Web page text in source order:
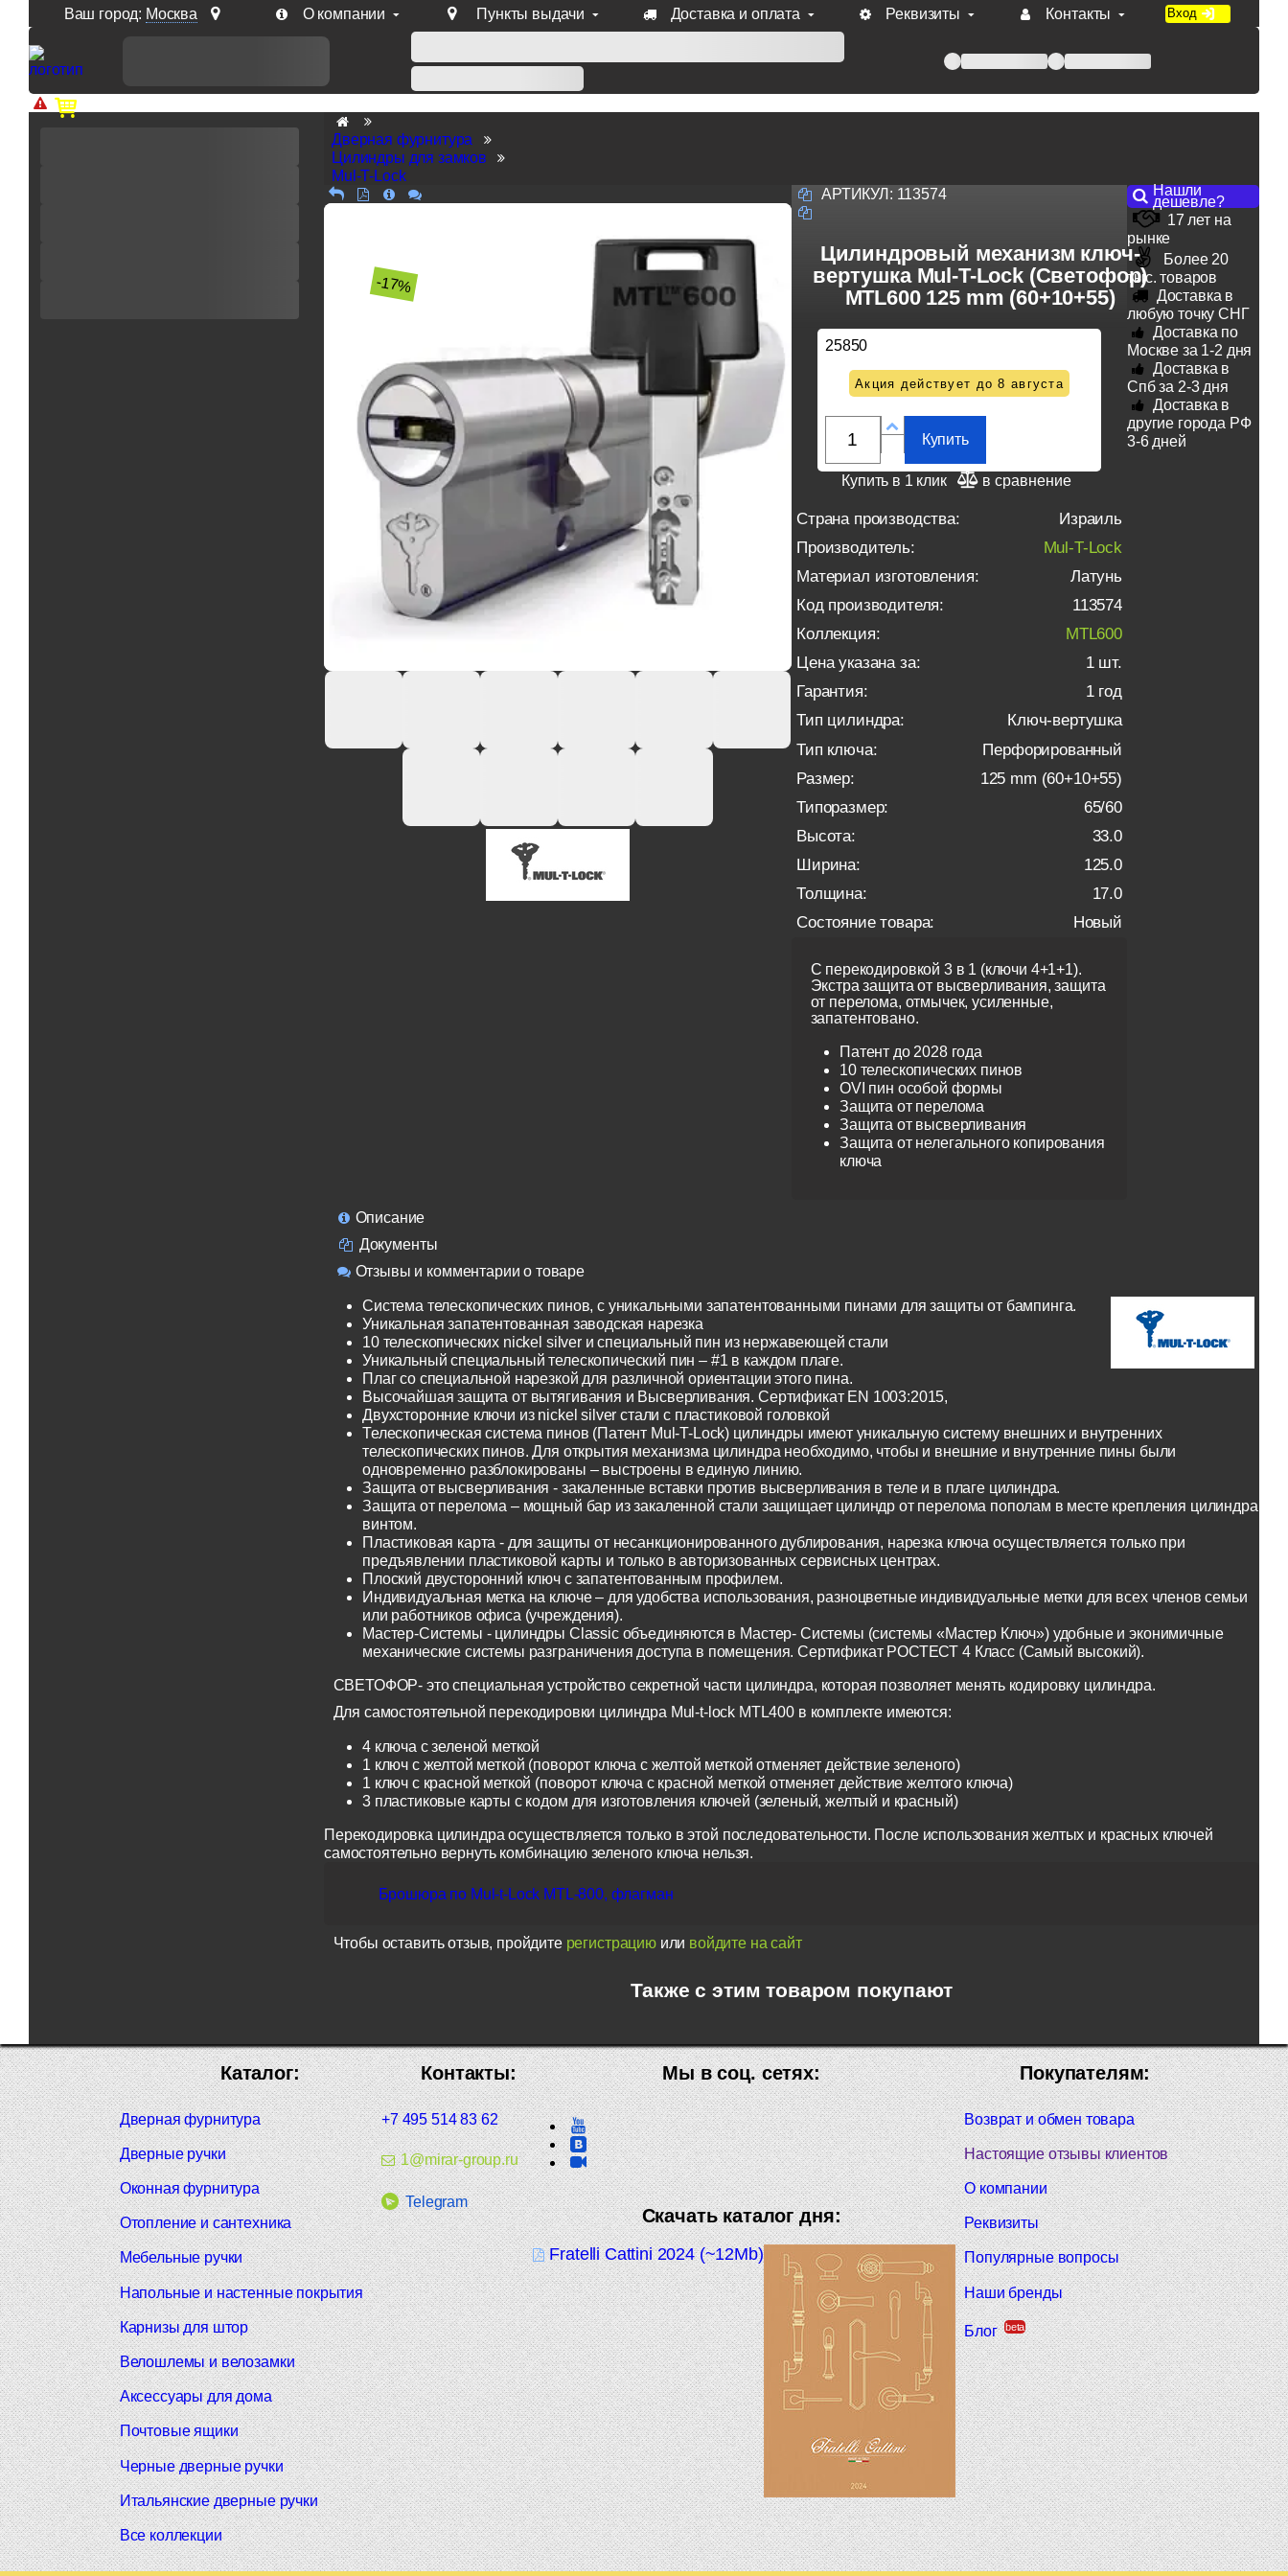
Ваш город: Москва О компании Пункты выдачи Доставка и оплата Реквизиты Контакты Вход
Доп. скидка от цен на сайте 7% при заказе от 50 тыс. руб продукции Venezia, Fratelli, Tupai, Extreza, Melodia, Forme при оплате по счету.
Дверная фурнитура
Цилиндры для замков
Mul-T-Lock
-17%
АРТИКУЛ: 113574
Цилиндровый механизм ключ-
вертушка Mul-T-Lock (Светофор)
MTL600 125 mm (60+10+55)
25850
Акция действует до 8 августа
Купить
Купить в 1 клик в сравнение
Страна производства:
Израиль
Производитель:
Mul-T-Lock
Материал изготовления:
Латунь
Код производителя:
113574
Коллекция:
MTL600
Цена указана за:
1 шт.
Гарантия:
1 год
Тип цилиндра:
Ключ-вертушка
Тип ключа:
Перфорированный
Размер:
125 mm (60+10+55)
Типоразмер:
65/60
Высота:
33.0
Ширина:
125.0
Толщина:
17.0
Состояние товара:
Новый
С перекодировкой 3 в 1 (ключи 4+1+1).
Экстра защита от высверливания, защита
от перелома, отмычек, усиленные,
запатентовано.
Патент до 2028 года
10 телескопических пинов
OVI пин особой формы
Защита от перелома
Защита от высверливания
Защита от нелегального копирования
ключа
Нашли
дешевле?
17 лет на
рынке
Более 20
тыс. товаров
Доставка в
любую точку СНГ
Доставка по
Москве за 1-2 дня
Доставка в
Спб за 2-3 дня
Доставка в
другие города РФ
3-6 дней
Описание
Документы
Отзывы и комментарии о товаре
Система телескопических пинов, с уникальными запатентованными пинами для защиты от бампинга.
Уникальная запатентованная заводская нарезка
10 телескопических nickel silver и специальный пин из нержавеющей стали
Уникальный специальный телескопический пин – #1 в каждом плаге.
Плаг со специальной нарезкой для различной ориентации этого пина.
Высочайшая защита от вытягивания и Высверливания. Сертификат EN 1003:2015,
Двухсторонние ключи из nickel silver стали с пластиковой головкой
Телескопическая система пинов (Патент Mul-T-Lock) цилиндры имеют уникальную систему внешних и внутренних
телескопических пинов. Для открытия механизма цилиндра необходимо, чтобы и внешние и внутренние пины были
одновременно разблокированы – выстроены в единую линию.
Защита от высверливания - закаленные вставки против высверливания в теле и в плаге цилиндра.
Защита от перелома – мощный бар из закаленной стали защищает цилиндр от перелома пополам в месте крепления цилиндра
винтом.
Пластиковая карта - для защиты от несанкционированного дублирования, нарезка ключа осуществляется только при
предъявлении пластиковой карты и только в авторизованных сервисных центрах.
Плоский двусторонний ключ с запатентованным профилем.
Индивидуальная метка на ключе – для удобства использования, разноцветные индивидуальные метки для всех членов семьи
или работников офиса (учреждения).
Мастер-Системы - цилиндры Classic объединяются в Мастер- Системы (системы «Мастер Ключ») удобные и эконимичные
механические системы разграничения доступа в помещения. Сертификат РОСТЕСТ 4 Класс (Самый высокий).
СВЕТОФОР- это специальная устройство секретной части цилиндра, которая позволяет менять кодировку цилиндра.
Для самостоятельной перекодировки цилиндра Mul-t-lock MTL400 в комплекте имеются:
4 ключа с зеленой меткой
1 ключ с желтой меткой (поворот ключа с желтой меткой отменяет действие зеленого)
1 ключ с красной меткой (поворот ключа с красной меткой отменяет действие желтого ключа)
3 пластиковые карты с кодом для изготовления ключей (зеленый, желтый и красный)
Перекодировка цилиндра осуществляется только в этой последовательности. После использования желтых и красных ключей
самостоятельно вернуть комбинацию зеленого ключа нельзя.
Брошюра по Mul-t-Lock MTL-800, флагман
Чтобы оставить отзыв, пройдите регистрациюили войдите на сайт
Также с этим товаром покупают
Покупателям:
Возврат и обмен товара
Настоящие отзывы клиентов
О компании
Реквизиты
Популярные вопросы
Наши бренды
Блог beta
Мы в соц. сетях:
Скачать каталог дня:
Fratelli Cattini 2024 (~12Mb)
Контакты:
+7 495 514 83 62
1@mirar-group.ru
Telegram
Каталог:
Дверная фурнитура
Дверные ручки
Оконная фурнитура
Отопление и сантехника
Мебельные ручки
Напольные и настенные покрытия
Карнизы для штор
Велошлемы и велозамки
Аксессуары для дома
Почтовые ящики
Черные дверные ручки
Итальянские дверные ручки
Все коллекции